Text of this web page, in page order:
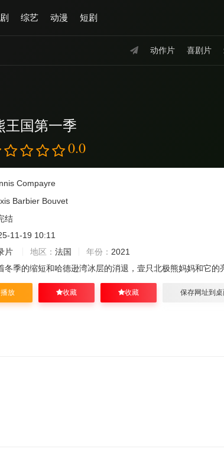
综艺 动漫 短剧
动作片 喜剧片
王国第一季
0.0
Compayre
Barbier Bouvet
结
11-19 10:11
片 地区： 法国 年份： 2021
冬季的缩短和哈德逊湾冰层的消退，壹只北极熊妈妈和它
放 收藏 收藏 保存网址到